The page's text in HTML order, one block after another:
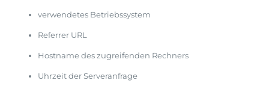
verwendetes Betriebssystem
Referrer URL
Hostname des zugreifenden Rechners
Uhrzeit der Serveranfrage